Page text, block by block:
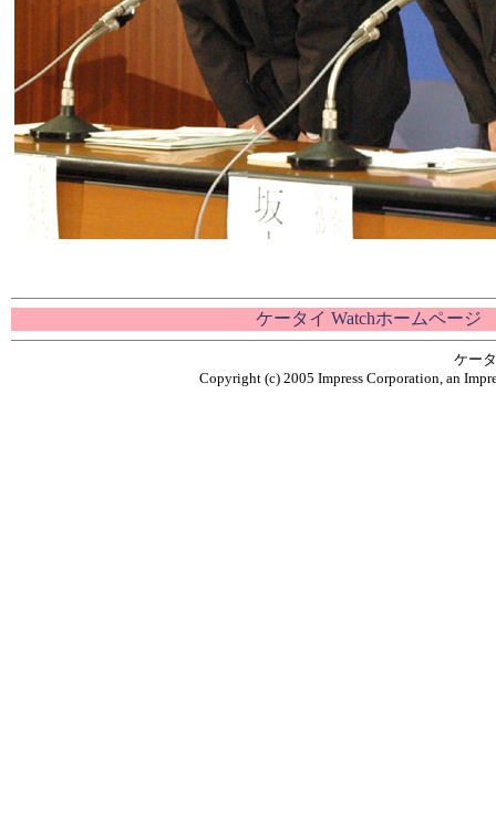
ケータイ Watchホームページ
ケー
Copyright (c) 2005 Impress Corporation, an